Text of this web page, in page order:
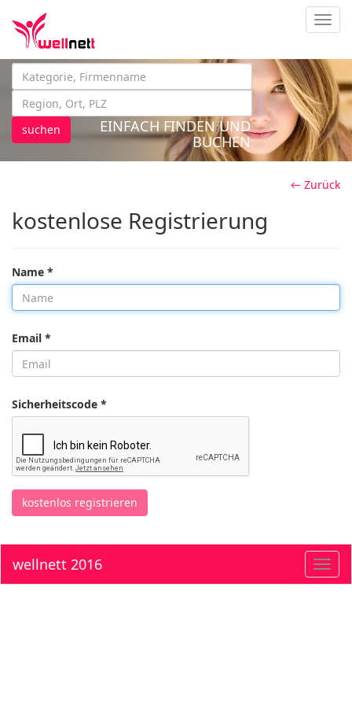
suchen
EINFACH FINDEN UND
BUCHEN
← Zurück
kostenlose Registrierung
Name *
Email *
Sicherheitscode *
kostenlos registrieren
wellnett 2016